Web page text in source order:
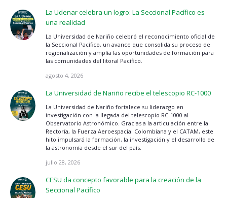
La Udenar celebra un logro: La Seccional Pacífico es
una realidad
La Universidad de Nariño celebró el reconocimiento oficial de
la Seccional Pacífico, un avance que consolida su proceso de
regionalización y amplía las oportunidades de formación para
las comunidades del litoral Pacífico.
agosto 4, 2026
La Universidad de Nariño recibe el telescopio RC-1000
La Universidad de Nariño fortalece su liderazgo en
investigación con la llegada del telescopio RC-1000 al
Observatorio Astronómico. Gracias a la articulación entre la
Rectoría, la Fuerza Aeroespacial Colombiana y el CATAM, este
hito impulsará la formación, la investigación y el desarrollo de
la astronomía desde el sur del país.
julio 28, 2026
CESU da concepto favorable para la creación de la
Seccional Pacífico